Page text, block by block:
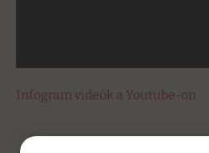
Infogram videók a Youtube-on